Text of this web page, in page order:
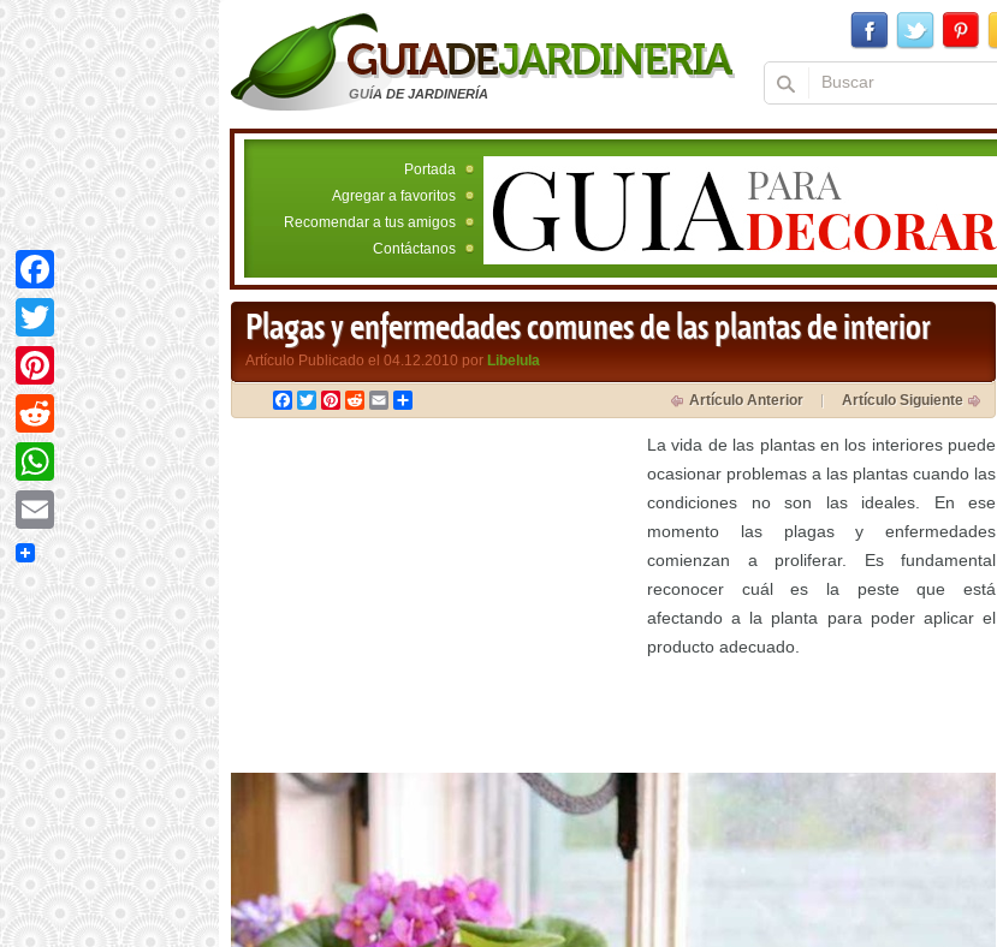
GUÍA DE JARDINERÍA
Portada
Agregar a favoritos
Recomendar a tus amigos
Contáctanos
Plagas y enfermedades comunes de las plantas de interior
Artículo Publicado el 04.12.2010 por Libelula
Facebook
TwitterPinterest
RedditEmail Artículo Anterior Artículo Siguiente
La vida de las plantas en los interiores puede
ocasionar problemas a las plantas cuando las
condiciones no son las ideales. En ese
momento las plagas y enfermedades
comienzan a proliferar. Es fundamental
reconocer cuál es la peste que está
afectando a la planta para poder aplicar el
producto adecuado.
Facebook
Twitter
Pinterest
Reddit
WhatsApp
Email